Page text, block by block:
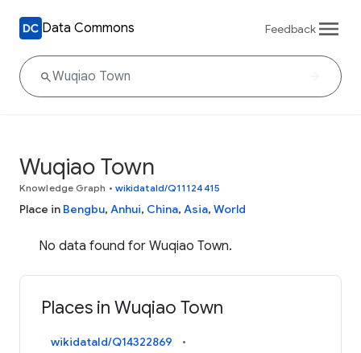
Data Commons Feedback
Wuqiao Town
Knowledge Graph • wikidataId/Q11124415
Place in Bengbu, Anhui, China, Asia, World
No data found for Wuqiao Town.
Places in Wuqiao Town
wikidataId/Q14322869